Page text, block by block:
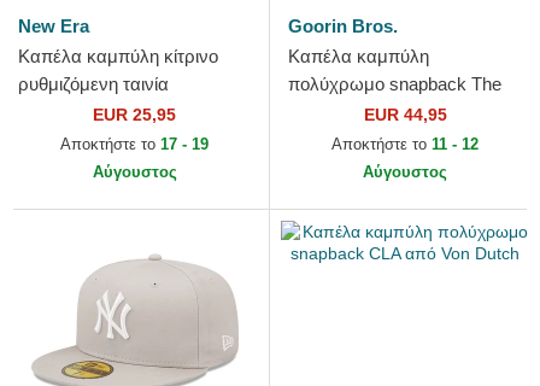
New Era
Καπέλα καμπύλη κίτρινο
ρυθμιζόμενη ταινία
9TWENTY League Essential
Midi από New York Yankees
EUR 25,95
Αποκτήστε το 17 - 19
Αύγουστος
Goorin Bros.
Καπέλα καμπύλη
πολύχρωμο snapback The
Cancelled Skull The Farm
Goorin Bros.
EUR 44,95
Αποκτήστε το 11 - 12
Αύγουστος